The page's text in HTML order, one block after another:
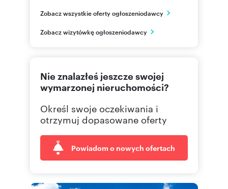
Rzeszów
PL
Zobacz wszystkie oferty ogłoszeniodawcy
Zobacz wizytówkę ogłoszeniodawcy
Nie znalazłeś jeszcze swojej
wymarzonej nieruchomości?
Określ swoje oczekiwania i
otrzymuj dopasowane oferty
Powiadom o nowych ofertach